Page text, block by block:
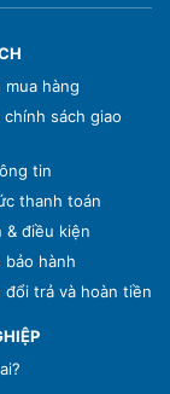
mua hàng
chính sách giao
tin
thanh toán
& điều kiện
bảo hành
đổi trả và hoàn tiền